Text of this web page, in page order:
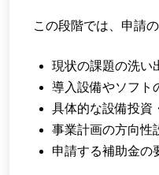
この段階では、申請の
現状の課題の洗い
導入設備やソフト
具体的な設備投資
事業計画の方向性
申請する補助金の